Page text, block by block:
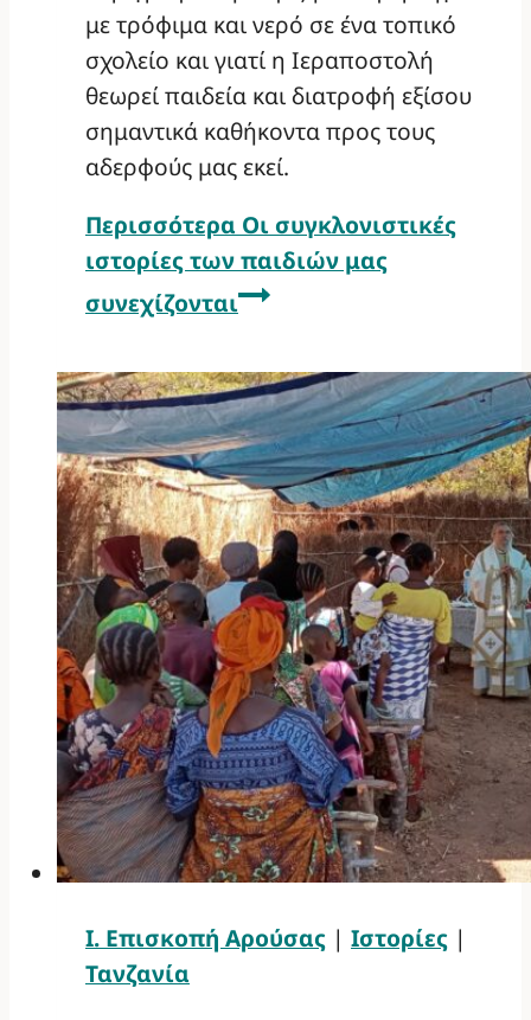
με τρόφιμα και νερό σε ένα τοπικό
σχολείο και γιατί η Ιεραποστολή
θεωρεί παιδεία και διατροφή εξίσου
σημαντικά καθήκοντα προς τους
αδερφούς μας εκεί.
Περισσότερα Οι συγκλονιστικές
ιστορίες των παιδιών μας
συνεχίζονται
Ι. Επισκοπή Αρούσας | Ιστορίες |
Τανζανία